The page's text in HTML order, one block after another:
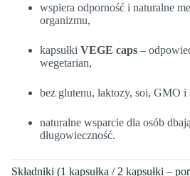
wspiera odporność i naturalne
organizmu,
kapsułki VEGE caps –
wegetarian,
bez glutenu, laktozy, soi, GMO i
naturalne wsparcie dla osób
długowieczność.
Składniki (1 kapsułka / 2 kapsułki –